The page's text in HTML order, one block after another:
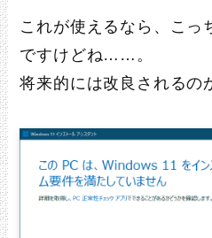
これが使えるなら、こっ
ですけどね……。
将来的には改良されるの